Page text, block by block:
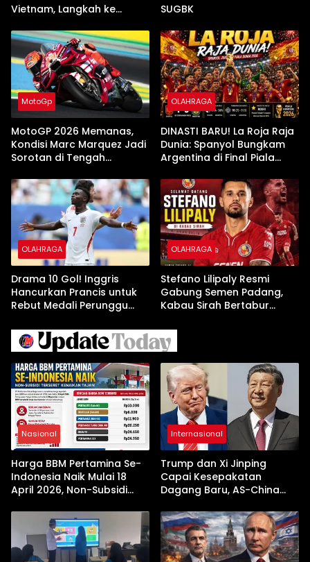
Vietnam, Langkah ke
Tanduk
SUGBK
MotoGp
MotoGP 2026 Memanas,
Kondisi Marc Marquez Jadi
Sorotan di Tengah
OLAHRAGA
DINASTI BARU! La Roja Raja
Dunia: Spanyol Bungkam
Argentina di Final Piala
OLAHRAGA
Drama 10 Gol! Inggris
Hancurkan Prancis untuk
Rebut Medali Perunggu
OLAHRAGA
Stefano Lilipaly Resmi
Gabung Semen Padang,
Kabau Sirah Bertabur
Nasional
Harga BBM Pertamina Se-
Indonesia Naik Mulai 18
April 2026, Non-Subsidi
Internasional
Trump dan Xi Jinping
Capai Kesepakatan
Dagang Baru, AS-China
Jelang Kunjungan Beijing